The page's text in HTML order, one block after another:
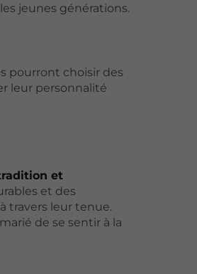
jeunes générations.
pourront choisir des
leur personnalité
et
et des
travers leur tenue.
de se sentir à la